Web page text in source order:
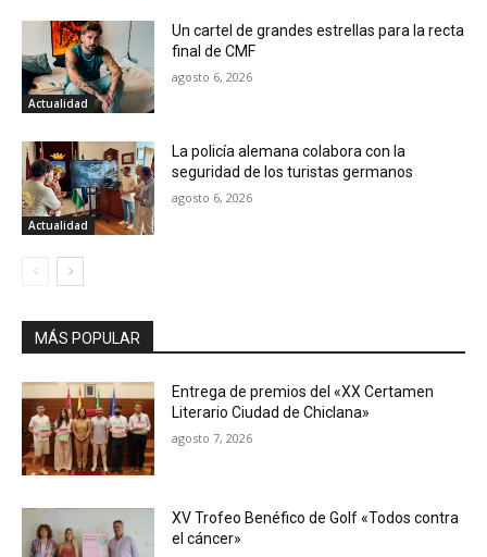
Actualidad
Un cartel de grandes estrellas para la recta
final de CMF
agosto 6, 2026
Actualidad
La policía alemana colabora con la
seguridad de los turistas germanos
agosto 6, 2026
MÁS POPULAR
Entrega de premios del «XX Certamen
Literario Ciudad de Chiclana»
agosto 7, 2026
XV Trofeo Benéfico de Golf «Todos contra
el cáncer»